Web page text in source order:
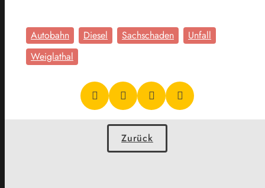
Autobahn Diesel Sachschaden
Unfall
Weiglathal
Zurück